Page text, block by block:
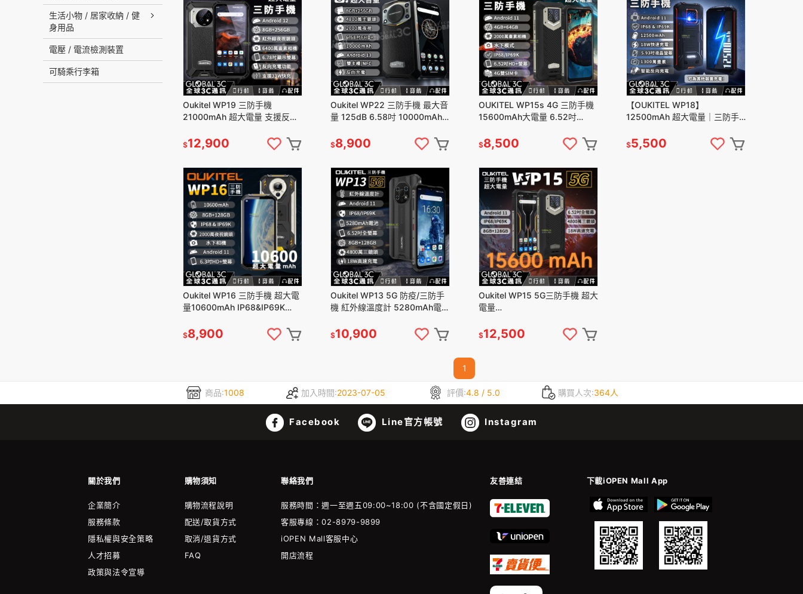
生活小物 / 居家收納 / 健
身用品
電壓 / 電流檢測裝置
可騎乘行李箱
Oukitel WP19 三防手機
21000mAh 超大電量 支援反向
$12,900
Oukitel WP22 三防手機 最大音
量 125dB 6.58吋 10000mAh
$8,900
OUKITEL WP15s 4G 三防手機
15600mAh大電量 6.52吋
$8,500
【OUKITEL WP18】
12500mAh 超大電量｜三防手
安卓11
$5,500
Oukitel WP16 三防手機 超大電
量10600mAh IP68&IP69K
$8,900
Oukitel WP13 5G 防疫/三防手
機 紅外線溫度計 5280mAh電
$10,900
Oukitel WP15 5G三防手機 超大
電量
8G/NFC 安卓11
$12,500
1
商品:1008 加入時間:2023-07-05 評價:4.8 / 5.0 購買人次:364人
Facebook Line官方帳號 Instagram
關於我們 購物須知 聯絡我們 友善連結 下載iOPEN Mall App
企業簡介
服務條款
隱私權與安全策略
人才招募
政策與法令宣導
購物流程說明
配送/取貨方式
取消/退貨方式
FAQ
服務時間：週一至週五09:00~18:00 (不含國定假日)
客服專線：02-8979-9899
iOPEN Mall客服中心
開店流程